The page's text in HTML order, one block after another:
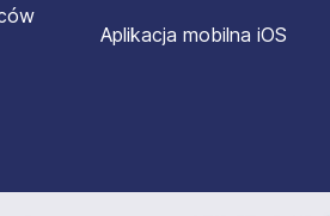
Aplikacja mobilna iOS